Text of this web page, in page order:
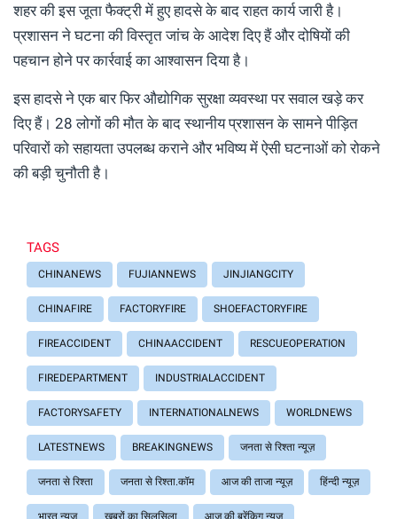
शहर की इस जूता फैक्ट्री में हुए हादसे के बाद राहत कार्य जारी है।
प्रशासन ने घटना की विस्तृत जांच के आदेश दिए हैं और दोषियों की
पहचान होने पर कार्रवाई का आश्वासन दिया है।
इस हादसे ने एक बार फिर औद्योगिक सुरक्षा व्यवस्था पर सवाल खड़े कर
दिए हैं। 28 लोगों की मौत के बाद स्थानीय प्रशासन के सामने पीड़ित
परिवारों को सहायता उपलब्ध कराने और भविष्य में ऐसी घटनाओं को रोकने
की बड़ी चुनौती है।
TAGS
CHINANEWS FUJIANNEWS JINJIANGCITY
CHINAFIRE FACTORYFIRE SHOEFACTORYFIRE
FIREACCIDENT CHINAACCIDENT RESCUEOPERATION
FIREDEPARTMENT INDUSTRIALACCIDENT
FACTORYSAFETY INTERNATIONALNEWS WORLDNEWS
LATESTNEWS BREAKINGNEWS जनता से रिश्ता न्यूज़
जनता से रिश्ता जनता से रिश्ता.कॉम आज की ताजा न्यूज़ हिंन्दी न्यूज़
भारत न्यूज़ खबरों का सिलसिला आज की ब्रेंकिग न्यूज़